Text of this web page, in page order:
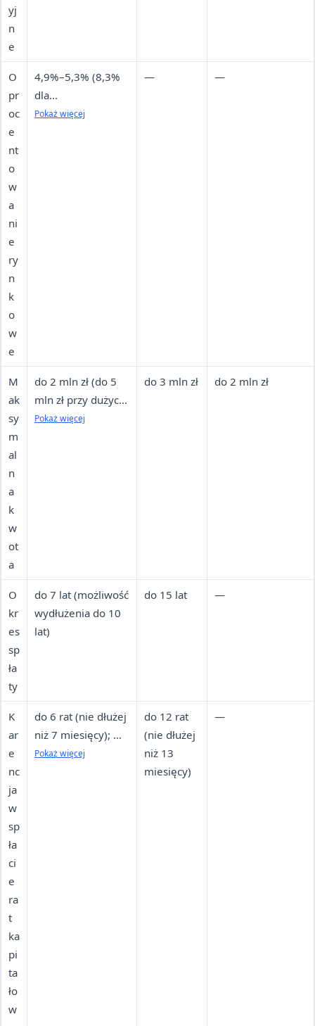
yj
n
e
O
pr
oc
e
nt
o
w
a
ni
e
ry
n
k
o
w
e
4,9%–5,3% (8,3%
dla
przedsiębiorców
Pokaż więcej
— —
M
ak
sy
m
al
n
a
k
w
ot
a
do 2 mln zł (do 5
mln zł przy dużych
potrzebach
Pokaż więcej
do 3 mln zł do 2 mln zł
O
kr
es
sp
ła
ty
do 7 lat (możliwość
wydłużenia do 10
lat)
do 15 lat —
K
ar
e
nc
ja
w
sp
ła
ci
e
ra
t
ka
pi
ta
ło
w
do 6 rat (nie dłużej
niż 7 miesięcy); w
przypadku
Pokaż więcej
do 12 rat
(nie dłużej
niż 13
miesięcy)
—